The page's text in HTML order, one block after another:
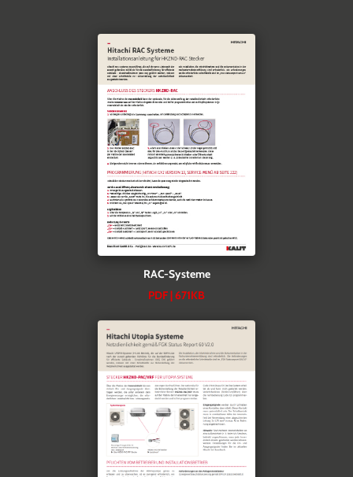
RAC-Systeme
PDF | 671KB